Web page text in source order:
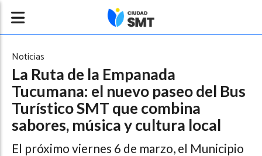
La Ruta de la Empanada
Tucumana: el nuevo paseo del Bus
Turístico SMT que combina
sabores, música y cultura local
El próximo viernes 6 de marzo, el Municipio
Noticias